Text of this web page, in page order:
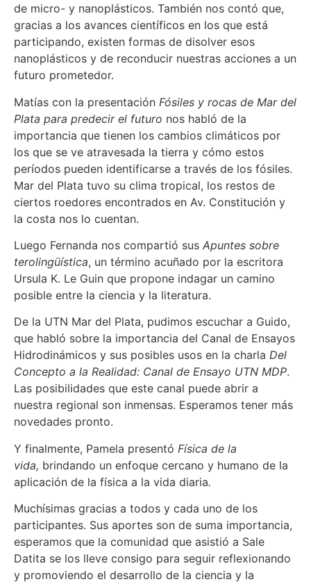
de micro- y nanoplásticos. También nos contó que,
gracias a los avances científicos en los que está
participando, existen formas de disolver esos
nanoplásticos y de reconducir nuestras acciones a un
futuro prometedor.
Matías con la presentación Fósiles y rocas de Mar del
Plata para predecir el futuro nos habló de la
importancia que tienen los cambios climáticos por
los que se ve atravesada la tierra y cómo estos
períodos pueden identificarse a través de los fósiles.
Mar del Plata tuvo su clima tropical, los restos de
ciertos roedores encontrados en Av. Constitución y
la costa nos lo cuentan.
Luego Fernanda nos compartió sus Apuntes sobre
terolingüística, un término acuñado por la escritora
Ursula K. Le Guin que propone indagar un camino
posible entre la ciencia y la literatura.
De la UTN Mar del Plata, pudimos escuchar a Guido,
que habló sobre la importancia del Canal de Ensayos
Hidrodinámicos y sus posibles usos en la charla Del
Concepto a la Realidad: Canal de Ensayo UTN MDP.
Las posibilidades que este canal puede abrir a
nuestra regional son inmensas. Esperamos tener más
novedades pronto.
Y finalmente, Pamela presentó Física de la
vida, brindando un enfoque cercano y humano de la
aplicación de la física a la vida diaria.
Muchísimas gracias a todos y cada uno de los
participantes. Sus aportes son de suma importancia,
esperamos que la comunidad que asistió a Sale
Datita se los lleve consigo para seguir reflexionando
y promoviendo el desarrollo de la ciencia y la